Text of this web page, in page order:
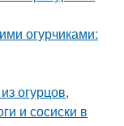
огурчиками:
огурцов,
и сосиски в